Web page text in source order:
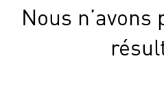
Nous n’avons